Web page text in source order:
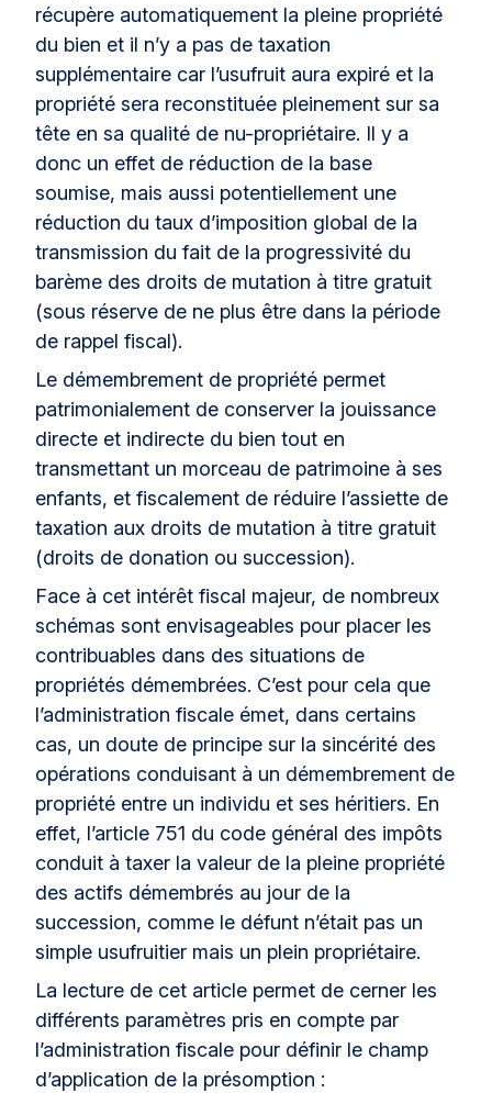
récupère automatiquement la pleine propriété
du bien et il n’y a pas de taxation
supplémentaire car l’usufruit aura expiré et la
propriété sera reconstituée pleinement sur sa
tête en sa qualité de nu-propriétaire. Il y a
donc un effet de réduction de la base
soumise, mais aussi potentiellement une
réduction du taux d’imposition global de la
transmission du fait de la progressivité du
barème des droits de mutation à titre gratuit
(sous réserve de ne plus être dans la période
de rappel fiscal).
Le démembrement de propriété permet
patrimonialement de conserver la jouissance
directe et indirecte du bien tout en
transmettant un morceau de patrimoine à ses
enfants, et fiscalement de réduire l’assiette de
taxation aux droits de mutation à titre gratuit
(droits de donation ou succession).
Face à cet intérêt fiscal majeur, de nombreux
schémas sont envisageables pour placer les
contribuables dans des situations de
propriétés démembrées. C’est pour cela que
l’administration fiscale émet, dans certains
cas, un doute de principe sur la sincérité des
opérations conduisant à un démembrement de
propriété entre un individu et ses héritiers. En
effet, l’article 751 du code général des impôts
conduit à taxer la valeur de la pleine propriété
des actifs démembrés au jour de la
succession, comme le défunt n’était pas un
simple usufruitier mais un plein propriétaire.
La lecture de cet article permet de cerner les
différents paramètres pris en compte par
l’administration fiscale pour définir le champ
d’application de la présomption :